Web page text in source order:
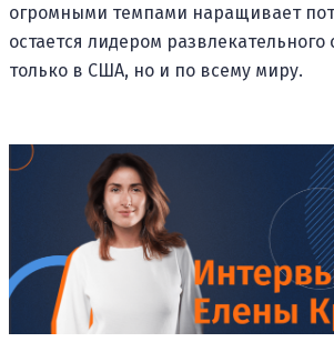
огромными темпами наращивает
остается лидером развлекательного
только в США, но и по всему миру.